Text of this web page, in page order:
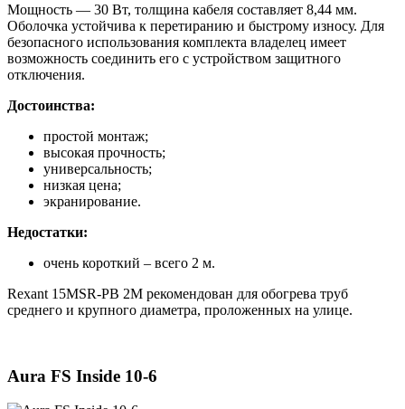
Мощность — 30 Вт, толщина кабеля составляет 8,44 мм.
Оболочка устойчива к перетиранию и быстрому износу. Для
безопасного использования комплекта владелец имеет
возможность соединить его с устройством защитного
отключения.
Достоинства:
простой монтаж;
высокая прочность;
универсальность;
низкая цена;
экранирование.
Недостатки:
очень короткий – всего 2 м.
Rexant 15MSR-PB 2M рекомендован для обогрева труб
среднего и крупного диаметра, проложенных на улице.
Aura FS Inside 10-6